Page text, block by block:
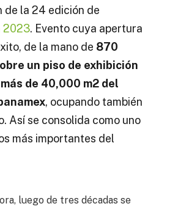
de la 24 edición de
2023. Evento cuya apertura
de la mano de 870
un piso de exhibición
de 40,000 m2 del
, ocupando también
Así se consolida como uno
más importantes del
luego de tres décadas se